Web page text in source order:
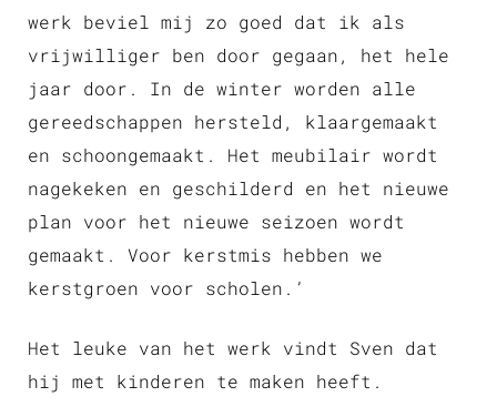
werk beviel mij zo goed dat ik als
vrijwilliger ben door gegaan, het hele
jaar door. In de winter worden alle
gereedschappen hersteld, klaargemaakt
en schoongemaakt. Het meubilair wordt
nagekeken en geschilderd en het nieuwe
plan voor het nieuwe seizoen wordt
gemaakt. Voor kerstmis hebben we
kerstgroen voor scholen.’
Het leuke van het werk vindt Sven dat
hij met kinderen te maken heeft.